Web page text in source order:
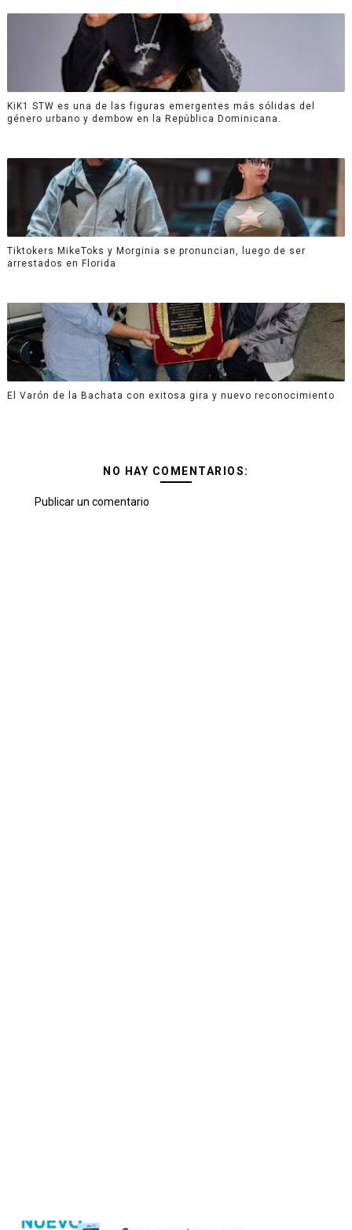
KiK1 STW es una de las figuras emergentes más sólidas del
género urbano y dembow en la República Dominicana.
Tiktokers MikeToks y Morginia se pronuncian, luego de ser
arrestados en Florida
El Varón de la Bachata con exitosa gira y nuevo reconocimiento
NO HAY COMENTARIOS:
Publicar un comentario